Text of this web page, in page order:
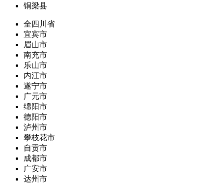
铜梁县
全四川省
宜宾市
眉山市
南充市
乐山市
内江市
遂宁市
广元市
绵阳市
德阳市
泸州市
攀枝花市
自贡市
成都市
广安市
达州市